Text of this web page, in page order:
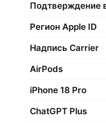
Регион Apple ID
Надпись Carrier
AirPods
iPhone 18 Pro
ChatGPT Plus